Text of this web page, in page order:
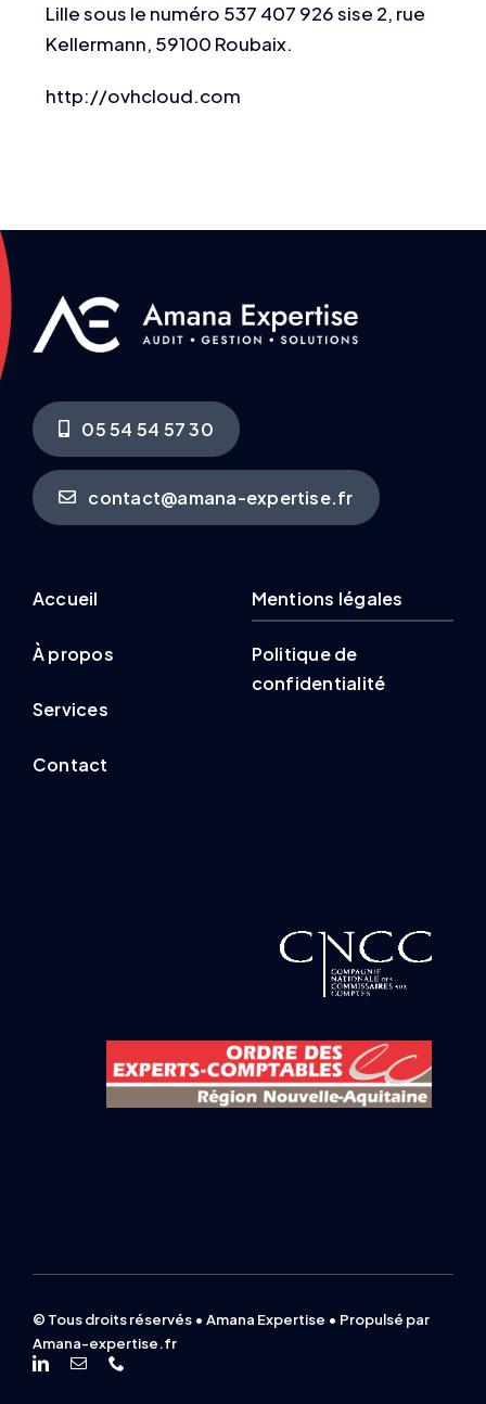
Lille sous le numéro 537 407 926 sise 2, rue
Kellermann, 59100 Roubaix.
http://ovhcloud.com
05 54 54 57 30
contact@amana-expertise.fr
Accueil
À propos
Services
Contact
Mentions légales
Politique de
confidentialité
© Tous droits réservés • Amana Expertise • Propulsé par
Amana-expertise.fr